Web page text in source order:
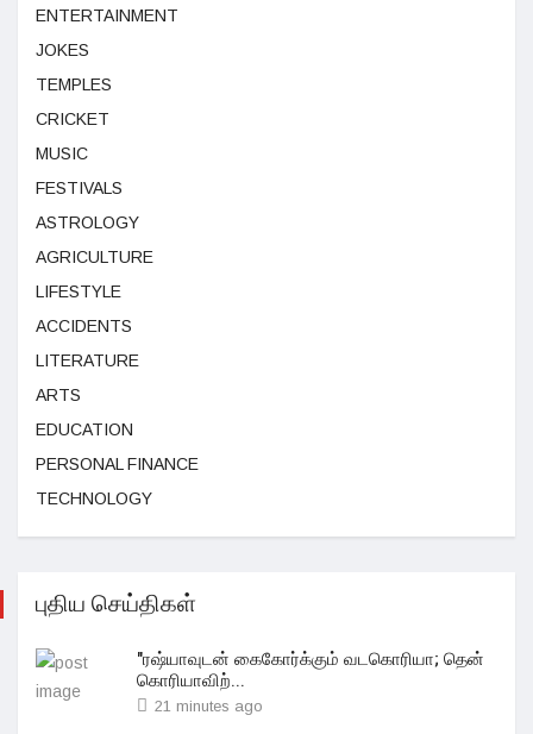
ENTERTAINMENT
JOKES
TEMPLES
CRICKET
MUSIC
FESTIVALS
ASTROLOGY
AGRICULTURE
LIFESTYLE
ACCIDENTS
LITERATURE
ARTS
EDUCATION
PERSONAL FINANCE
TECHNOLOGY
புதிய செய்திகள்
"ரஷ்யாவுடன் கைகோர்க்கும் வடகொரியா; தென்
கொரியாவிற்...
21 minutes ago